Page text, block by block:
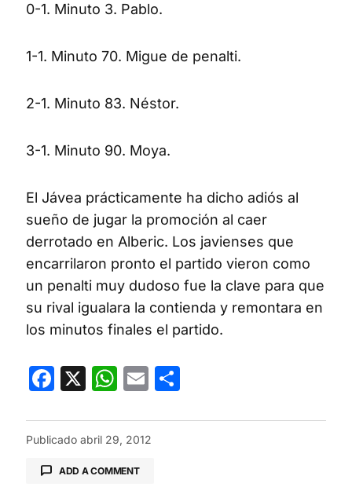
0-1. Minuto 3. Pablo.
1-1. Minuto 70. Migue de penalti.
2-1. Minuto 83. Néstor.
3-1. Minuto 90. Moya.
El Jávea prácticamente ha dicho adiós al
sueño de jugar la promoción al caer
derrotado en Alberic. Los javienses que
encarrilaron pronto el partido vieron como
un penalti muy dudoso fue la clave para que
su rival igualara la contienda y remontara en
los minutos finales el partido.
Facebook
X WhatsApp
Email
Publicado abril 29, 2012
ADD A COMMENT